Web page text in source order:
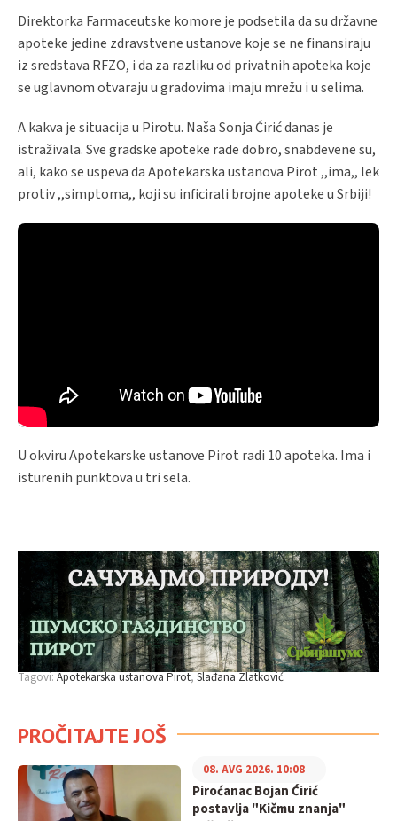
Direktorka Farmaceutske komore je podsetila da su državne
apoteke jedine zdravstvene ustanove koje se ne finansiraju
iz sredstava RFZO, i da za razliku od privatnih apoteka koje
se uglavnom otvaraju u gradovima imaju mrežu i u selima.
A kakva je situacija u Pirotu. Naša Sonja Ćirić danas je
istraživala. Sve gradske apoteke rade dobro, snabdevene su,
ali, kako se uspeva da Apotekarska ustanova Pirot ,,ima,, lek
protiv ,,simptoma,, koji su inficirali brojne apoteke u Srbiji!
U okviru Apotekarske ustanove Pirot radi 10 apoteka. Ima i
isturenih punktova u tri sela.
Tagovi:Apotekarska ustanova Pirot Slađana Zlatković
PROČITAJTE JOŠ
Piroćanac Bojan Ćirić
postavlja "Kičmu znanja"
08. AVG 2026. 10:08